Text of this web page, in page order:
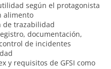
según el protagonista
alimento
de trazabilidad
documentación,
de incidentes
y requisitos de GFSI como